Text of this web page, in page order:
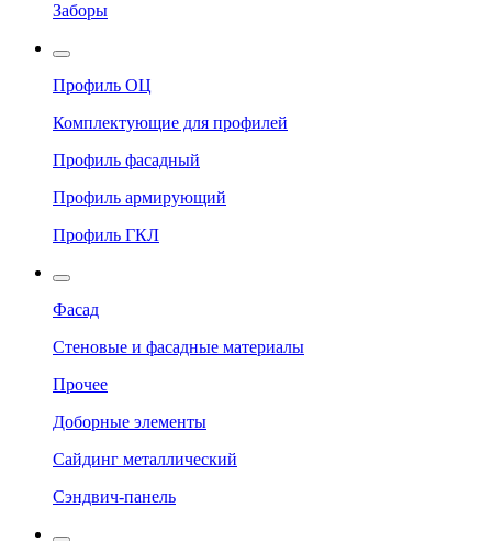
Заборы
Профиль ОЦ
Комплектующие для профилей
Профиль фасадный
Профиль армирующий
Профиль ГКЛ
Фасад
Стеновые и фасадные материалы
Прочее
Доборные элементы
Сайдинг металлический
Сэндвич-панель